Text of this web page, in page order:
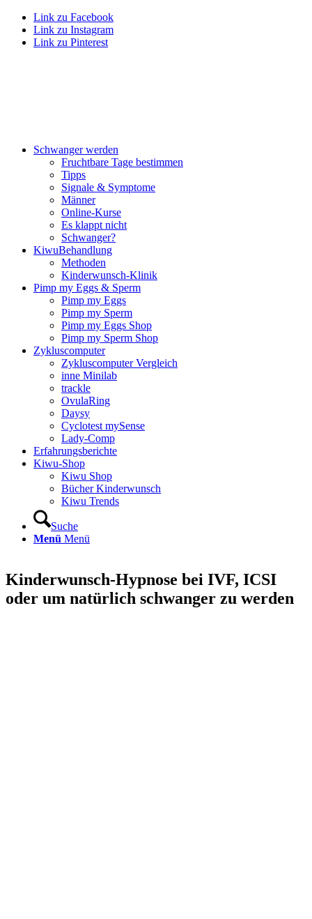
Link zu Facebook
Link zu Instagram
Link zu Pinterest
Schwan­ger wer­den
Frucht­ba­re Tage bestim­men
Tipps
Signa­le & Sym­pto­me
Män­ner
Online-Kur­se
Es klappt nicht
Schwan­ger?
Kiwu­Be­hand­lung
Metho­den
Kin­der­wunsch-Kli­nik
Pimp my Eggs & Sperm
Pimp my Eggs
Pimp my Sperm
Pimp my Eggs Shop
Pimp my Sperm Shop
Zyklus­com­pu­ter
Zyklus­com­pu­ter Ver­gleich
inne Mini­lab
track­le
Ovu­la­Ring
Day­sy
Cyclo­test mySen­se
Lady-Comp
Erfah­rungs­be­rich­te
Kiwu-Shop
Kiwu Shop
Bücher Kin­der­wunsch
Kiwu Trends
Suche
Menü Menü
Kin­der­wunsch-Hyp­no­se bei IVF, ICSI
oder um natür­lich schwan­ger zu wer­den